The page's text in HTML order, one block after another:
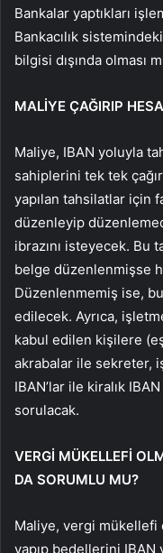
Bankalar yaptıkları
Bankacılık
bilgisi dışında olması
MALİYE ÇAĞIRIP
Maliye, IBAN yoluyla
sahiplerini tek tek
yapılan tahsilatlar için
düzenleyip
ibrazını isteyecek. Bu
belge düzenlenmişse
Düzenlenmemiş ise, bu
edilecek. Ayrıca,
kabul edilen kişilere
akrabalar ile sekreter,
IBAN’lar ile kiralık
sorulacak.
VERGİ MÜKELLEFİ
DA SORUMLU MU?
Maliye, vergi mükellefi
yapıp bedellerini